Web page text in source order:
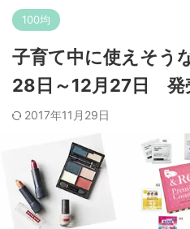
100均
子育て中に使えそう
28日～12月27日 発
2017年11月29日